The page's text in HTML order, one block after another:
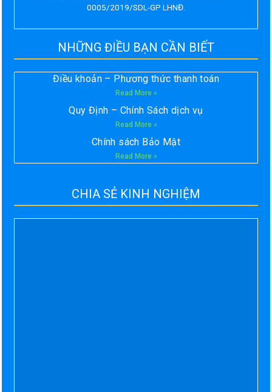
0005/2019/SDL-GP LHNĐ.
NHỮNG ĐIỀU BẠN CẦN BIẾT
Điều khoản – Phương thức thanh toán
Read More »
Quy Định – Chính Sách dịch vụ
Read More »
Chính sách Bảo Mật
Read More »
CHIA SẺ KINH NGHIỆM